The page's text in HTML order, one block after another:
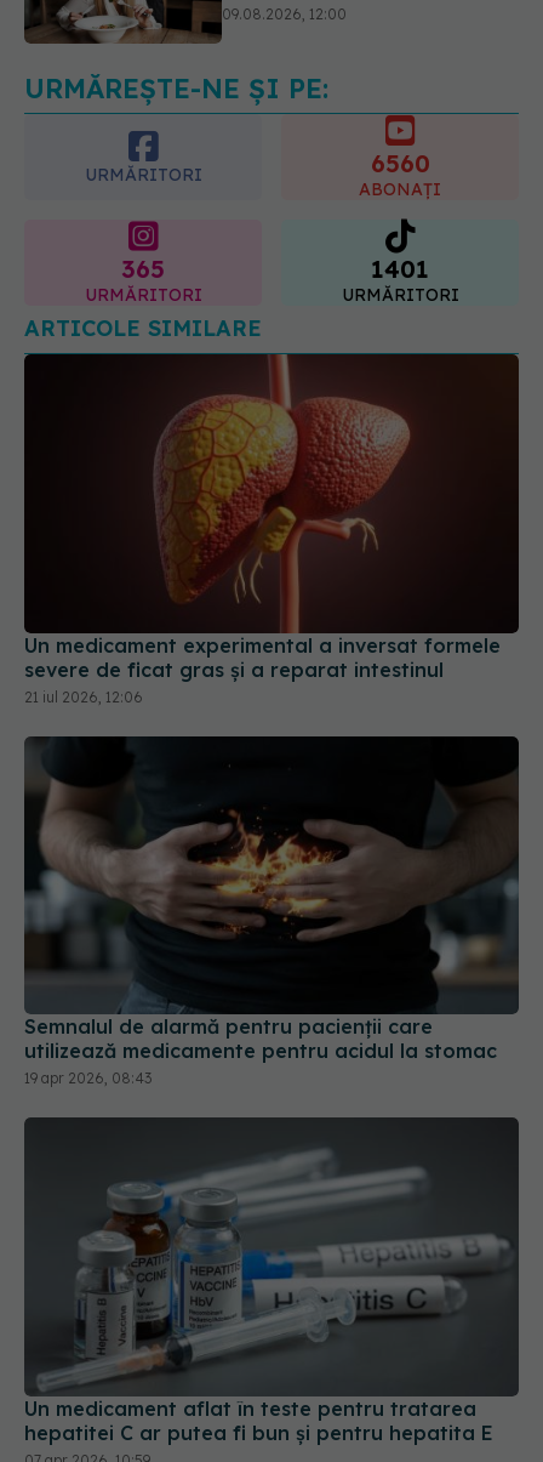
avertisment după ambulanța
atacată în Cluj: Fake news-ul nu
09.08.2026, 14:05
URMĂREȘTE-NE ȘI PE:
URMĂRITORI 6560
ABONAȚI
365
URMĂRITORI
1401
URMĂRITORI
ARTICOLE SIMILARE
Un medicament experimental a inversat formele
severe de ficat gras și a reparat intestinul
21 iul 2026, 12:06
Semnalul de alarmă pentru pacienții care
utilizează medicamente pentru acidul la stomac
19 apr 2026, 08:43
Un medicament aflat în teste pentru tratarea
hepatitei C ar putea fi bun și pentru hepatita E